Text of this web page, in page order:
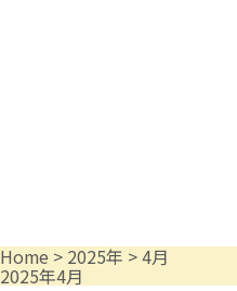
Home > 2025年 >4月
2025年4月